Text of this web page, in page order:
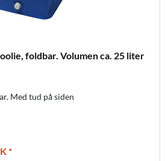
foldbar. Volumen ca. 25 liter
Med tud på siden
*